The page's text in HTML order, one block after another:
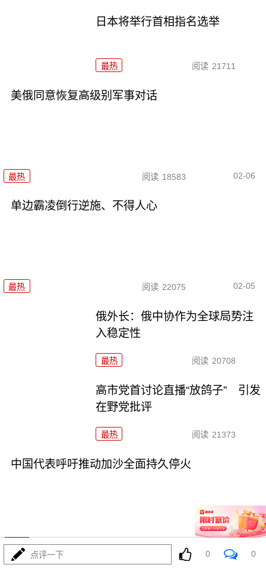
日本将举行首相指名选举
最热 阅读 21711
美俄同意恢复高级别军事对话
最热 阅读 18583 02-06
单边霸凌倒行逆施、不得人心
最热 阅读 22075 02-05
俄外长：俄中协作为全球局势注
入稳定性
最热 阅读 20708
高市党首讨论直播“放鸽子” 引发
在野党批评
最热 阅读 21373
中国代表呼吁推动加沙全面持久停火
最热 阅读 20135
点评一下 0 0